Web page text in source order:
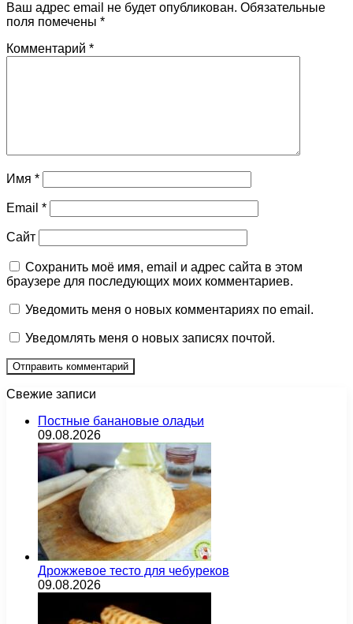
Ваш адрес email не будет опубликован. Обязательные
поля помечены *
Комментарий *
Имя *
Email *
Сайт
Сохранить моё имя, email и адрес сайта в этом
браузере для последующих моих комментариев.
Уведомить меня о новых комментариях по email.
Уведомлять меня о новых записях почтой.
Свежие записи
Постные банановые оладьи
09.08.2026
Дрожжевое тесто для чебуреков
09.08.2026